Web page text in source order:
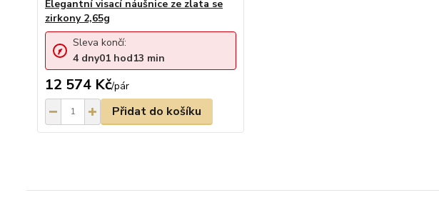
Elegantní visací náušnice ze zlata se
zirkony 2,65g
12 574 Kč/pár
Sleva končí:
4 dny01 hod13 min
Přidat do košíku